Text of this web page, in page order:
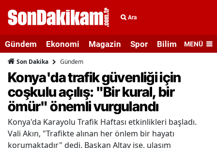
Ara
Gündem Ekonomi Magazin Spor Bilim veMENÜ
Son Dakika Gündem
Konya'da trafik güvenliği için
coşkulu açılış: "Bir kural, bir
ömür" önemli vurgulandı
Konya'da Karayolu Trafik Haftası etkinlikleri başladı.
Vali Akın, "Trafikte alınan her önlem bir hayatı
korumaktadır" dedi. Başkan Altay ise, ulaşım